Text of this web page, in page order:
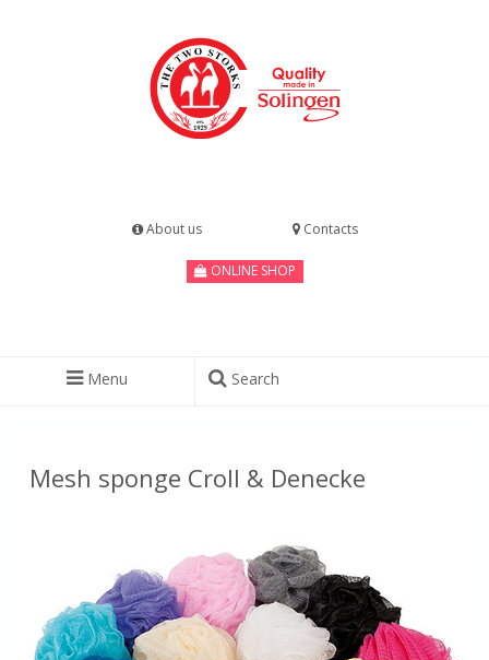
About us Contacts
ONLINE SHOP
Menu Search
Mesh sponge Croll & Denecke